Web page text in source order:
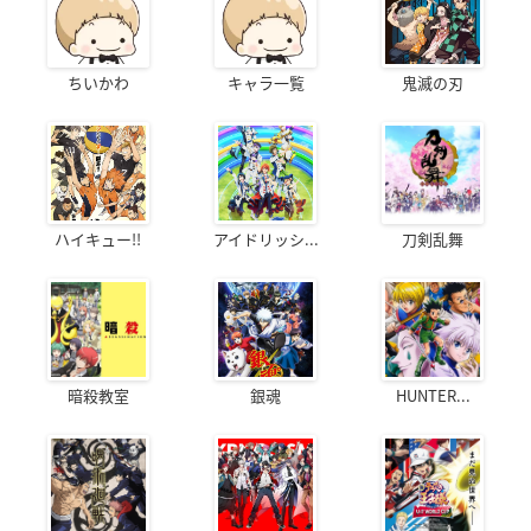
ちいかわ キャラ一覧 鬼滅の刃
ハイキュー!! アイドリッシ... 刀剣乱舞
暗殺教室 銀魂 HUNTER...